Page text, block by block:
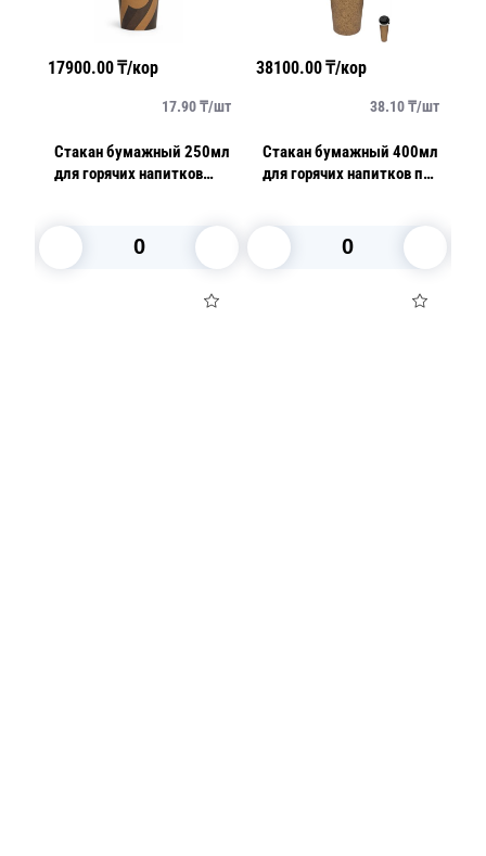
17900.00₸/кор
17.90₸/шт
Стакан бумажный 250мл
для горячих напитков
38100.00₸/кор
38.10₸/шт
Стакан бумажный 400мл
для горячих напитков под